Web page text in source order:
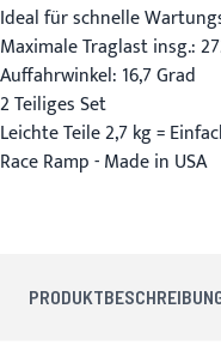
Ideal für schnelle
Maximale Traglast insg.:
Auffahrwinkel: 16,7 Grad
2 Teiliges Set
Leichte Teile 2,7 kg =
Race Ramp - Made in USA